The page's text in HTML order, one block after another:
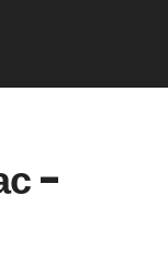
-